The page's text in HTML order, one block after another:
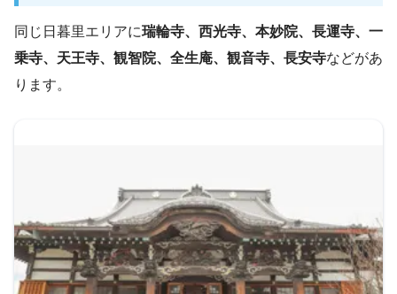
同じ日暮里エリアに瑞輪寺、西光寺、本妙院、長運寺、一
乗寺、天王寺、観智院、全生庵、観音寺、長安寺などがあ
ります。